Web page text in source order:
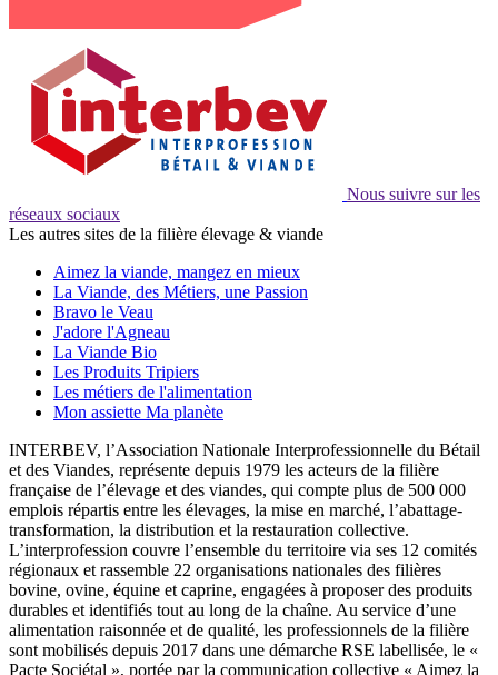
Nous suivre sur les
réseaux sociaux
Les autres sites de la filière élevage & viande
Aimez la viande, mangez en mieux
La Viande, des Métiers, une Passion
Bravo le Veau
J'adore l'Agneau
La Viande Bio
Les Produits Tripiers
Les métiers de l'alimentation
Mon assiette Ma planète
INTERBEV, l’Association Nationale Interprofessionnelle du Bétail
et des Viandes, représente depuis 1979 les acteurs de la filière
française de l’élevage et des viandes, qui compte plus de 500 000
emplois répartis entre les élevages, la mise en marché, l’abattage-
transformation, la distribution et la restauration collective.
L’interprofession couvre l’ensemble du territoire via ses 12 comités
régionaux et rassemble 22 organisations nationales des filières
bovine, ovine, équine et caprine, engagées à proposer des produits
durables et identifiés tout au long de la chaîne. Au service d’une
alimentation raisonnée et de qualité, les professionnels de la filière
sont mobilisés depuis 2017 dans une démarche RSE labellisée, le «
Pacte Sociétal », portée par la communication collective « Aimez la